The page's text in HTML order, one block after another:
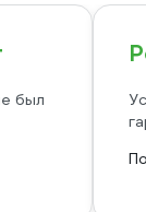
был